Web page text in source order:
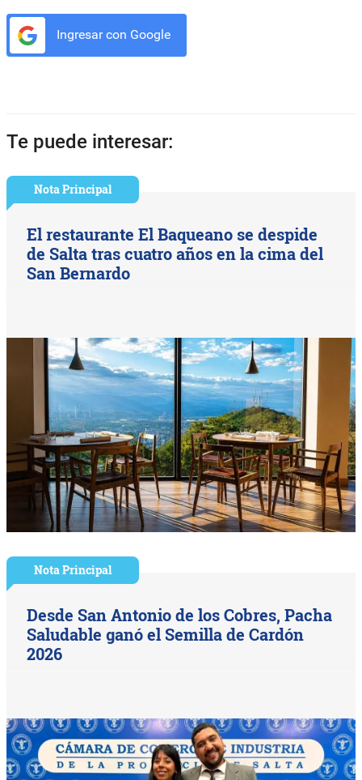
Ingresar con Google
Te puede interesar:
Nota Principal
El restaurante El Baqueano se despide
de Salta tras cuatro años en la cima del
San Bernardo
Nota Principal
Desde San Antonio de los Cobres, Pacha
Saludable ganó el Semilla de Cardón
2026